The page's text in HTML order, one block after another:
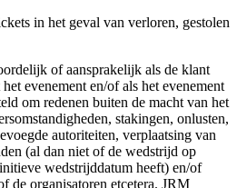
in het geval van verloren, gestolen
of aansprakelijk als de klant
evenement en/of als het evenement
om redenen buiten de macht van het
stakingen, onlusten,
autoriteiten, verplaatsing van
(al dan niet of de wedstrijd op
wedstrijddatum heeft) en/of
de organisatoren etcetera. JRM